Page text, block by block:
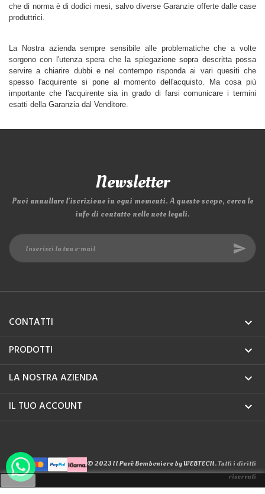
che di norma è di dodici mesi, salvo diverse Garanzie offerte dalle case
produttrici.
La Nostra azienda sempre sensibile alle problematiche che a volte
sorgono con l'utenza spera che la spiegazione sopra descritta possa
servire a chiarire dubbi e nel contempo risponda ai vari quesiti che
spesso l'acquirente si pone al momento dell'acquisto. Ma cosa più
importante che l'acquirente sia in grado di farsi comunicare i termini
esatti della Garanzia dal Venditore.
Newsletter
Puoi annullare l'iscrizione in ogni momenti. A questo scopo, cerca le
info di contatto nelle note legali.
CONTATTI 
PRODOTTI 
LA NOSTRA AZIENDA 
Ok
IL TUO ACCOUNT 
© 2023 Il Pavè Bomboniere byWEBTECH. Tutti i diritti
riservati